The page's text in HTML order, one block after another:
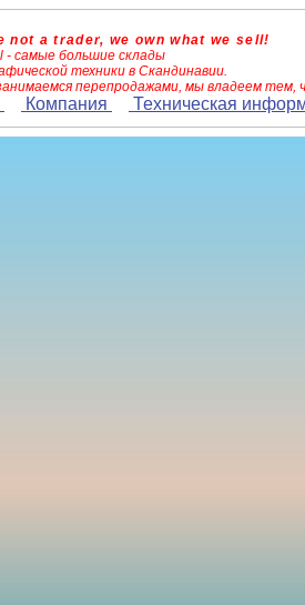
not a trader, we own what we sell!
- самые большие склады
техники в Скандинавии.
перепродажами, мы владеем тем,
Компания Техническая